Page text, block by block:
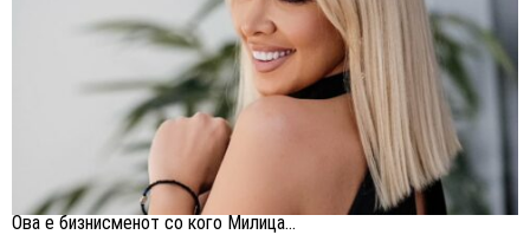
Ова е бизнисменот со кого Милица...